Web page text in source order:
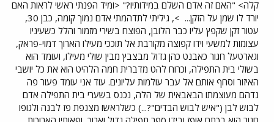
קלה> "האם זה אדם השלם במידותיו?" <ומיד הפנתי ראשי לראות האם
יורד לו שמן על הזקן...
>, גיליתי לתדהמתי אדם נמוך קומה, כבן 30,
עטור זקן שקפץ עליו כבר הלובן, הפוצח בשירי מזמור והלל כשעיניו
עצומות למשעי וידו קפוצה מקורבת אל תוככי מעילו הארוך דמוי-פראק,
וגארטעל חגור כאבנט כהן גדול מבצבץ מבין שולי מעילו, ועומד הוא
בשולי בית התפילה, וכרוח להט מדברית חמה הלהיט הוא את כל יושבי
האיזור וסחף אותם אל עבר עולמות עליונים. עוד אני עומד פעור פה
נדהם מעוצמתו הבאבאית של הלה, נכנס בשערי בית התפילה אדם
לבוש לבן ("איש לבוש הבדים"?...) כשלראשו מצנפת פז לבנה ולגופו